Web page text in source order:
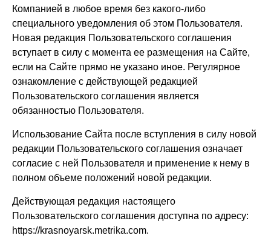
Компанией в любое время без какого-либо
специального уведомления об этом Пользователя.
Новая редакция Пользовательского соглашения
вступает в силу с момента ее размещения на Сайте,
если на Сайте прямо не указано иное. Регулярное
ознакомление с действующей редакцией
Пользовательского соглашения является
обязанностью Пользователя.
Использование Сайта после вступления в силу новой
редакции Пользовательского соглашения означает
согласие с ней Пользователя и применение к нему в
полном объеме положений новой редакции.
Действующая редакция настоящего
Пользовательского соглашения доступна по адресу:
https://krasnoyarsk.metrika.com.